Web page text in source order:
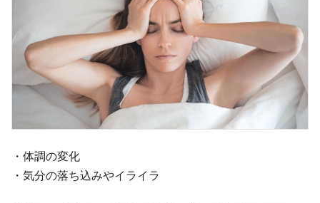
・体調の変化
・気分の落ち込みやイライラ